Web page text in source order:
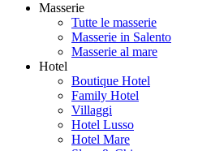
Masserie
Tutte le masserie
Masserie in Salento
Masserie al mare
Hotel
Boutique Hotel
Family Hotel
Villaggi
Hotel Lusso
Hotel Mare